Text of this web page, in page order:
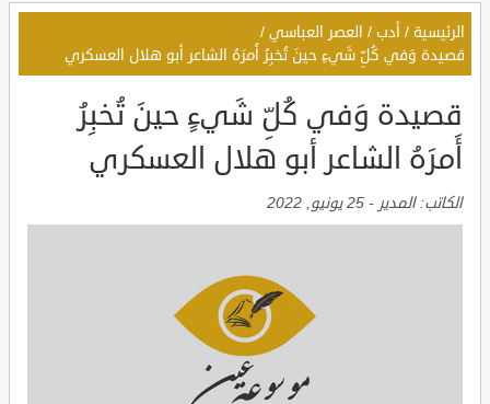
الرئيسية / أدب / العصر العباسي /
قصيدة وَفي كُلِّ شَيءٍ حينَ تُخبِرُ أَمرَهُ الشاعر أبو هلال العسكري
قصيدة وَفي كُلِّ شَيءٍ حينَ تُخبِرُ
أَمرَهُ الشاعر أبو هلال العسكري
الكاتب:المدير - 25 يونيو, 2022